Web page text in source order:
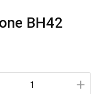
BH42
+